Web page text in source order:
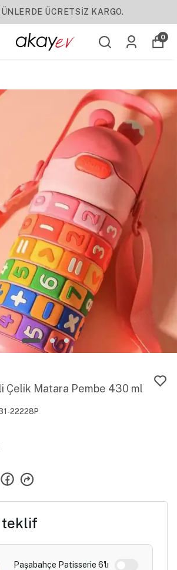
ÜCRETSİZ KARGO.
0
Çelik Matara Pembe 430 ml
22228P
teklif
Paşabahçe Patisserie 6'lı